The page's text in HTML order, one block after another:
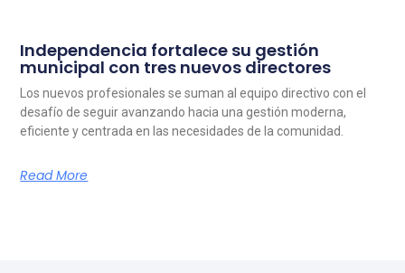
Independencia fortalece su gestión
municipal con tres nuevos directores
Los nuevos profesionales se suman al equipo directivo con el
desafío de seguir avanzando hacia una gestión moderna,
eficiente y centrada en las necesidades de la comunidad.
Read More